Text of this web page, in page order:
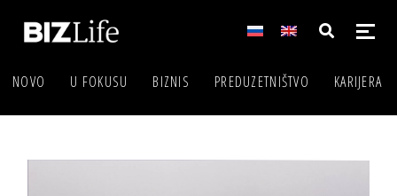
NOVO U FOKUSU BIZNIS PREDUZETNIŠTVO KARIJERA